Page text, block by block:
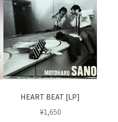
HEART BEAT [LP]
¥1,650